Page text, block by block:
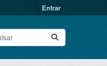
Entrar